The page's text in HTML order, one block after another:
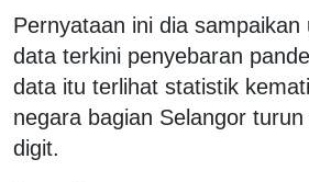
Pernyataan ini dia sampaikan
data terkini penyebaran
data itu terlihat statistik
negara bagian Selangor
digit.